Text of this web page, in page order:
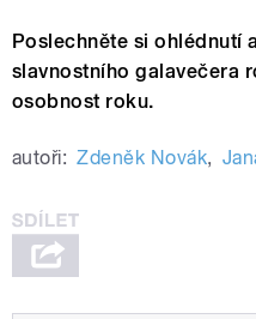
Poslechněte si ohlédnutí
slavnostního galavečera
osobnost roku.
autoři: Zdeněk Novák,